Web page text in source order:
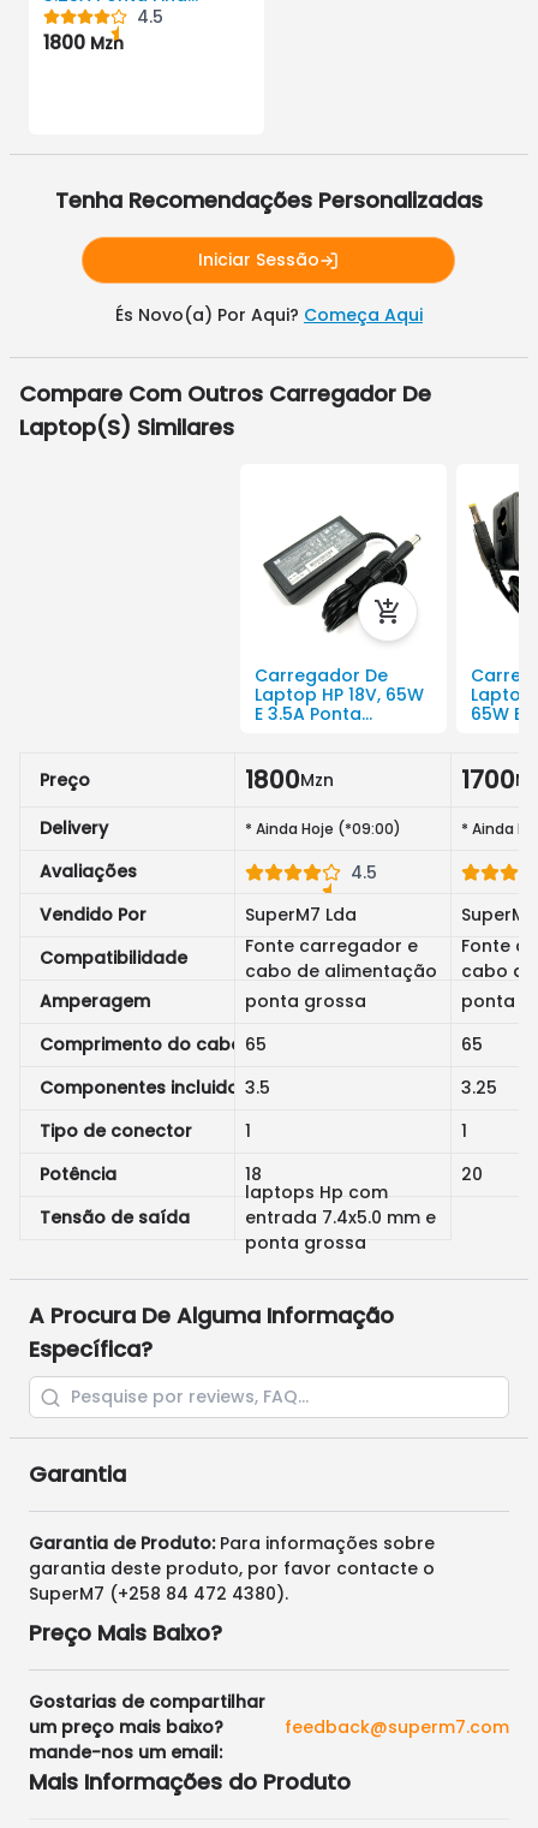
Amarela.
4.5
1800 Mzn
Tenha Recomendações Personalizadas
Iniciar Sessão
És Novo(a) Por Aqui? Começa Aqui
Compare Com Outros Carregador De
Laptop(s) Similares
Carregador De
Laptop HP 18V, 65W
E 3.5A Ponta
Laptop
65W E
Preço
Delivery
Avaliações
Vendido Por
Compatibilidade
Amperagem
Comprimento do cabo
Componentes incluidos
Tipo de conector
Potência
Tensão de saída
1800Mzn
* Ainda Hoje (*09:00)
4.5
SuperM7 Lda
Fonte carregador e
cabo de alimentação
ponta grossa
65
3.5
1
18
laptops Hp com
entrada 7.4x5.0 mm e
ponta grossa
1700
* Ainda
Fonte
cabo
ponta
65
3.25
1
20
A Procura De Alguma Informação
Específica?
Mais Informações do Produto
Garantia
Garantia de Produto:Para informações sobre
garantia deste produto, por favor contacte o
SuperM7 (+258 84 472 4380).
Preço Mais Baixo?
Gostarias de compartilhar
um preço mais baixo?
mande-nos um email:
feedback@superm7.com